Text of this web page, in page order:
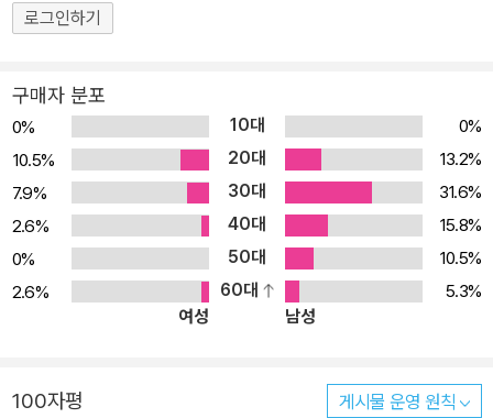
로그인하기
구매자 분포
0% 10대
0%
10.5%
20대
13.2%
7.9%
30대
31.6%
2.6%
40대
15.8%
0%
50대
10.5%
2.6%
60대
5.3%
여성
남성
100자평 게시물 운영 원칙